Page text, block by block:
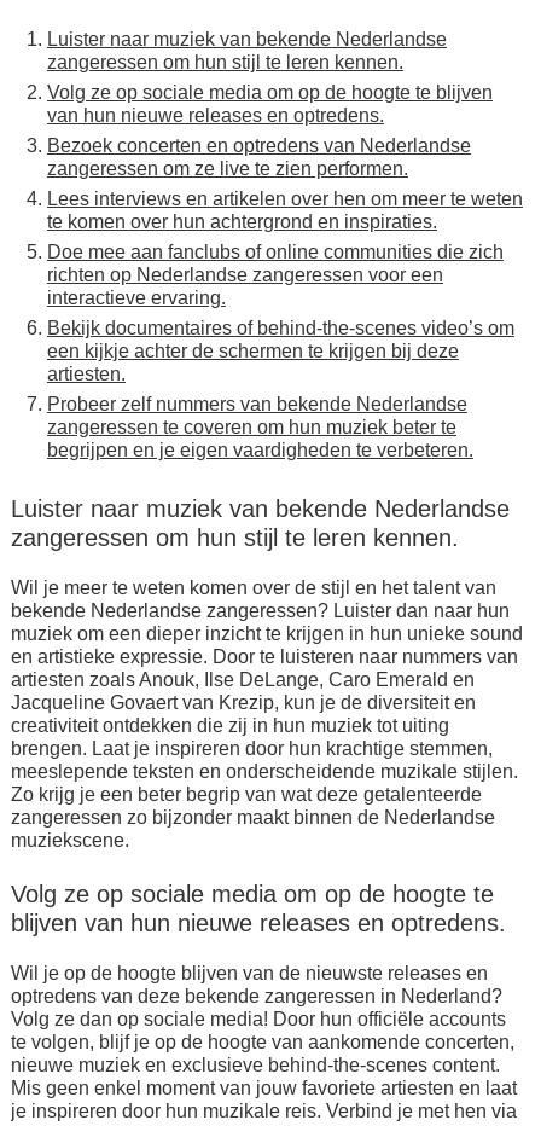
Luister naar muziek van bekende Nederlandse
zangeressen om hun stijl te leren kennen.
Volg ze op sociale media om op de hoogte te blijven
van hun nieuwe releases en optredens.
Bezoek concerten en optredens van Nederlandse
zangeressen om ze live te zien performen.
Lees interviews en artikelen over hen om meer te weten
te komen over hun achtergrond en inspiraties.
Doe mee aan fanclubs of online communities die zich
richten op Nederlandse zangeressen voor een
interactieve ervaring.
Bekijk documentaires of behind-the-scenes video’s om
een kijkje achter de schermen te krijgen bij deze
artiesten.
Probeer zelf nummers van bekende Nederlandse
zangeressen te coveren om hun muziek beter te
begrijpen en je eigen vaardigheden te verbeteren.
Luister naar muziek van bekende Nederlandse
zangeressen om hun stijl te leren kennen.
Wil je meer te weten komen over de stijl en het talent van
bekende Nederlandse zangeressen? Luister dan naar hun
muziek om een dieper inzicht te krijgen in hun unieke sound
en artistieke expressie. Door te luisteren naar nummers van
artiesten zoals Anouk, Ilse DeLange, Caro Emerald en
Jacqueline Govaert van Krezip, kun je de diversiteit en
creativiteit ontdekken die zij in hun muziek tot uiting
brengen. Laat je inspireren door hun krachtige stemmen,
meeslepende teksten en onderscheidende muzikale stijlen.
Zo krijg je een beter begrip van wat deze getalenteerde
zangeressen zo bijzonder maakt binnen de Nederlandse
muziekscene.
Volg ze op sociale media om op de hoogte te
blijven van hun nieuwe releases en optredens.
Wil je op de hoogte blijven van de nieuwste releases en
optredens van deze bekende zangeressen in Nederland?
Volg ze dan op sociale media! Door hun officiële accounts
te volgen, blijf je op de hoogte van aankomende concerten,
nieuwe muziek en exclusieve behind-the-scenes content.
Mis geen enkel moment van jouw favoriete artiesten en laat
je inspireren door hun muzikale reis. Verbind je met hen via